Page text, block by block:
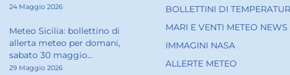
24 Maggio 2026
Meteo Sicilia: bollettino di
allerta meteo per domani,
sabato 30 maggio...
29 Maggio 2026
BOLLETTINI DI
MARI E VENTI METEO NEWS
IMMAGINI NASA
ALLERTE METEO